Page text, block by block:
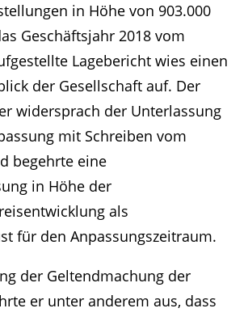
in Höhe von 903.000
Geschäftsjahr 2018 vom
Lagebericht wies einen
der Gesellschaft auf. Der
widersprach der Unterlassung
mit Schreiben vom
begehrte eine
in Höhe der
als
für den Anpassungszeitraum.
der Geltendmachung der
er unter anderem aus, dass